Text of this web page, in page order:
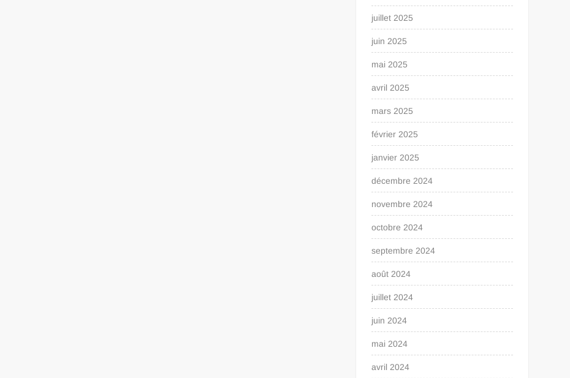
juillet 2025
juin 2025
mai 2025
avril 2025
mars 2025
février 2025
janvier 2025
décembre 2024
novembre 2024
octobre 2024
septembre 2024
août 2024
juillet 2024
juin 2024
mai 2024
avril 2024